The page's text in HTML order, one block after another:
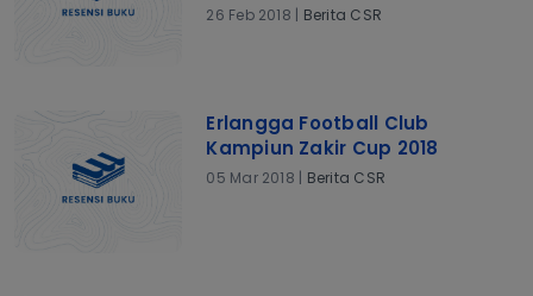
26 Feb 2018 | Berita CSR
Erlangga Football Club
Kampiun Zakir Cup 2018
05 Mar 2018 | Berita CSR